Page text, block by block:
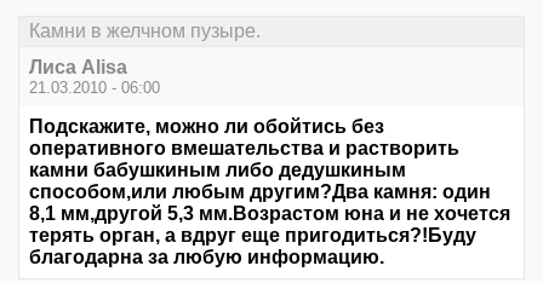
Камни в желчном пузыре.
Лиса Alisa
21.03.2010 - 06:00
Подскажите, можно ли обойтись без
оперативного вмешательства и растворить
камни бабушкиным либо дедушкиным
способом,или любым другим?Два камня: один
8,1 мм,другой 5,3 мм.Возрастом юна и не хочется
терять орган, а вдруг еще пригодиться?!Буду
благодарна за любую информацию.